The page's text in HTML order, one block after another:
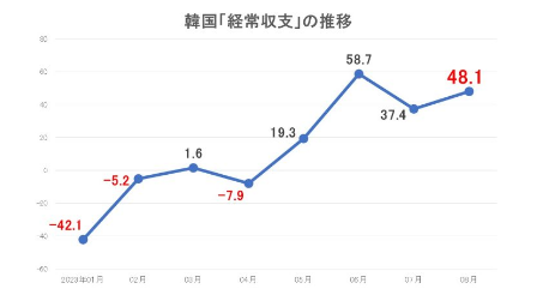
は韓国で『BYD』車は売れている。6カ月で対前年同期比
在韓米国大使スティールが着韓！⇒ さっそ
く空港に詰めかけ「出て行け！」「極右勢力」のプラカー
ドを掲げる「在韓反米勢力」
『Money1』
韓国政府「2035年までに18.4GW規模のAIデ
ータセンター整備」⇒ だから無理だってば。
ほぼ終わった」